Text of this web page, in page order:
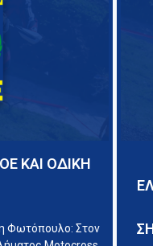
ΚΑΙ ΟΔΙΚΗ
Φωτόπουλο: Στον